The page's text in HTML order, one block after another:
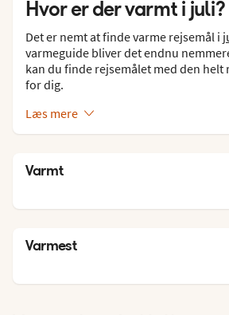
Hvor er der varmt i juli?
Det er nemt at finde varme rejsemål i
varmeguide bliver det endnu
kan du finde rejsemålet med den
for dig.
Læs mere
Varmt
Varmest